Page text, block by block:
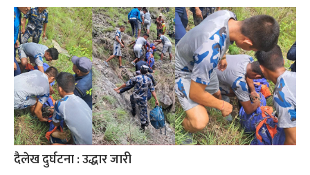
दैलेख दुर्घटना : उद्धार जारी